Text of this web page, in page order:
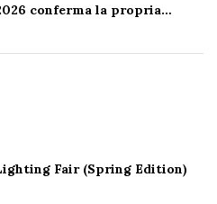
conferma la propria…
Fair (Spring Edition)